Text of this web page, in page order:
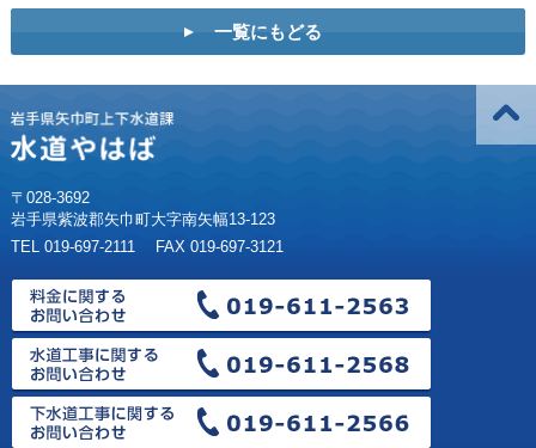
一覧にもどる
〒028-3692
岩手県紫波郡矢巾町大字南矢幅13-123
TEL 019-697-2111 FAX 019-697-3121